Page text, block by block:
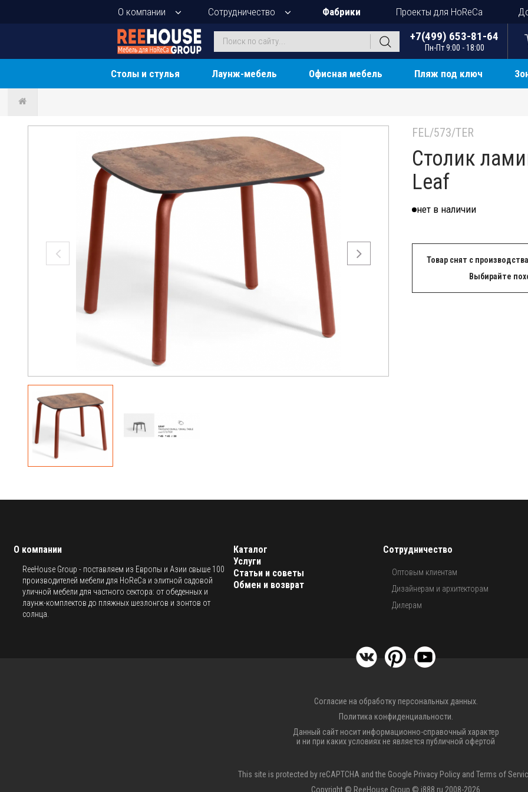
О компании Сотрудничество Фабрики Проекты для HoReCa
+7(499) 653-81-64
Пн-Пт 9:00 - 18:00
Столы и стулья Лаунж-мебель Офисная мебель Пляж под ключ
FEL/573/TER
Столик
Leaf
нет в наличии
Товар снят с
Выбирайте
О компании
ReeHouse Group - поставляем из Европы и Азии свыше 100
производителей мебели для HoReCa и элитной садовой
уличной мебели для частного сектора: от обеденных и
лаунж-комплектов до пляжных шезлонгов и зонтов от
солнца.
Каталог
Услуги
Статьи и советы
Обмен и возврат
Сотрудничество
Оптовым клиентам
Дизайнерам и архитекторам
Дилерам
Согласие на обработку персональных данных.
Политика конфиденциальности.
Данный сайт носит информационно-справочный характер
и ни при каких условиях не является публичной офертой
This site is protected by reCAPTCHA and the Google Privacy Policy andTerms of
Copyright © ReeHouse Group © i888.ru 2008-2026